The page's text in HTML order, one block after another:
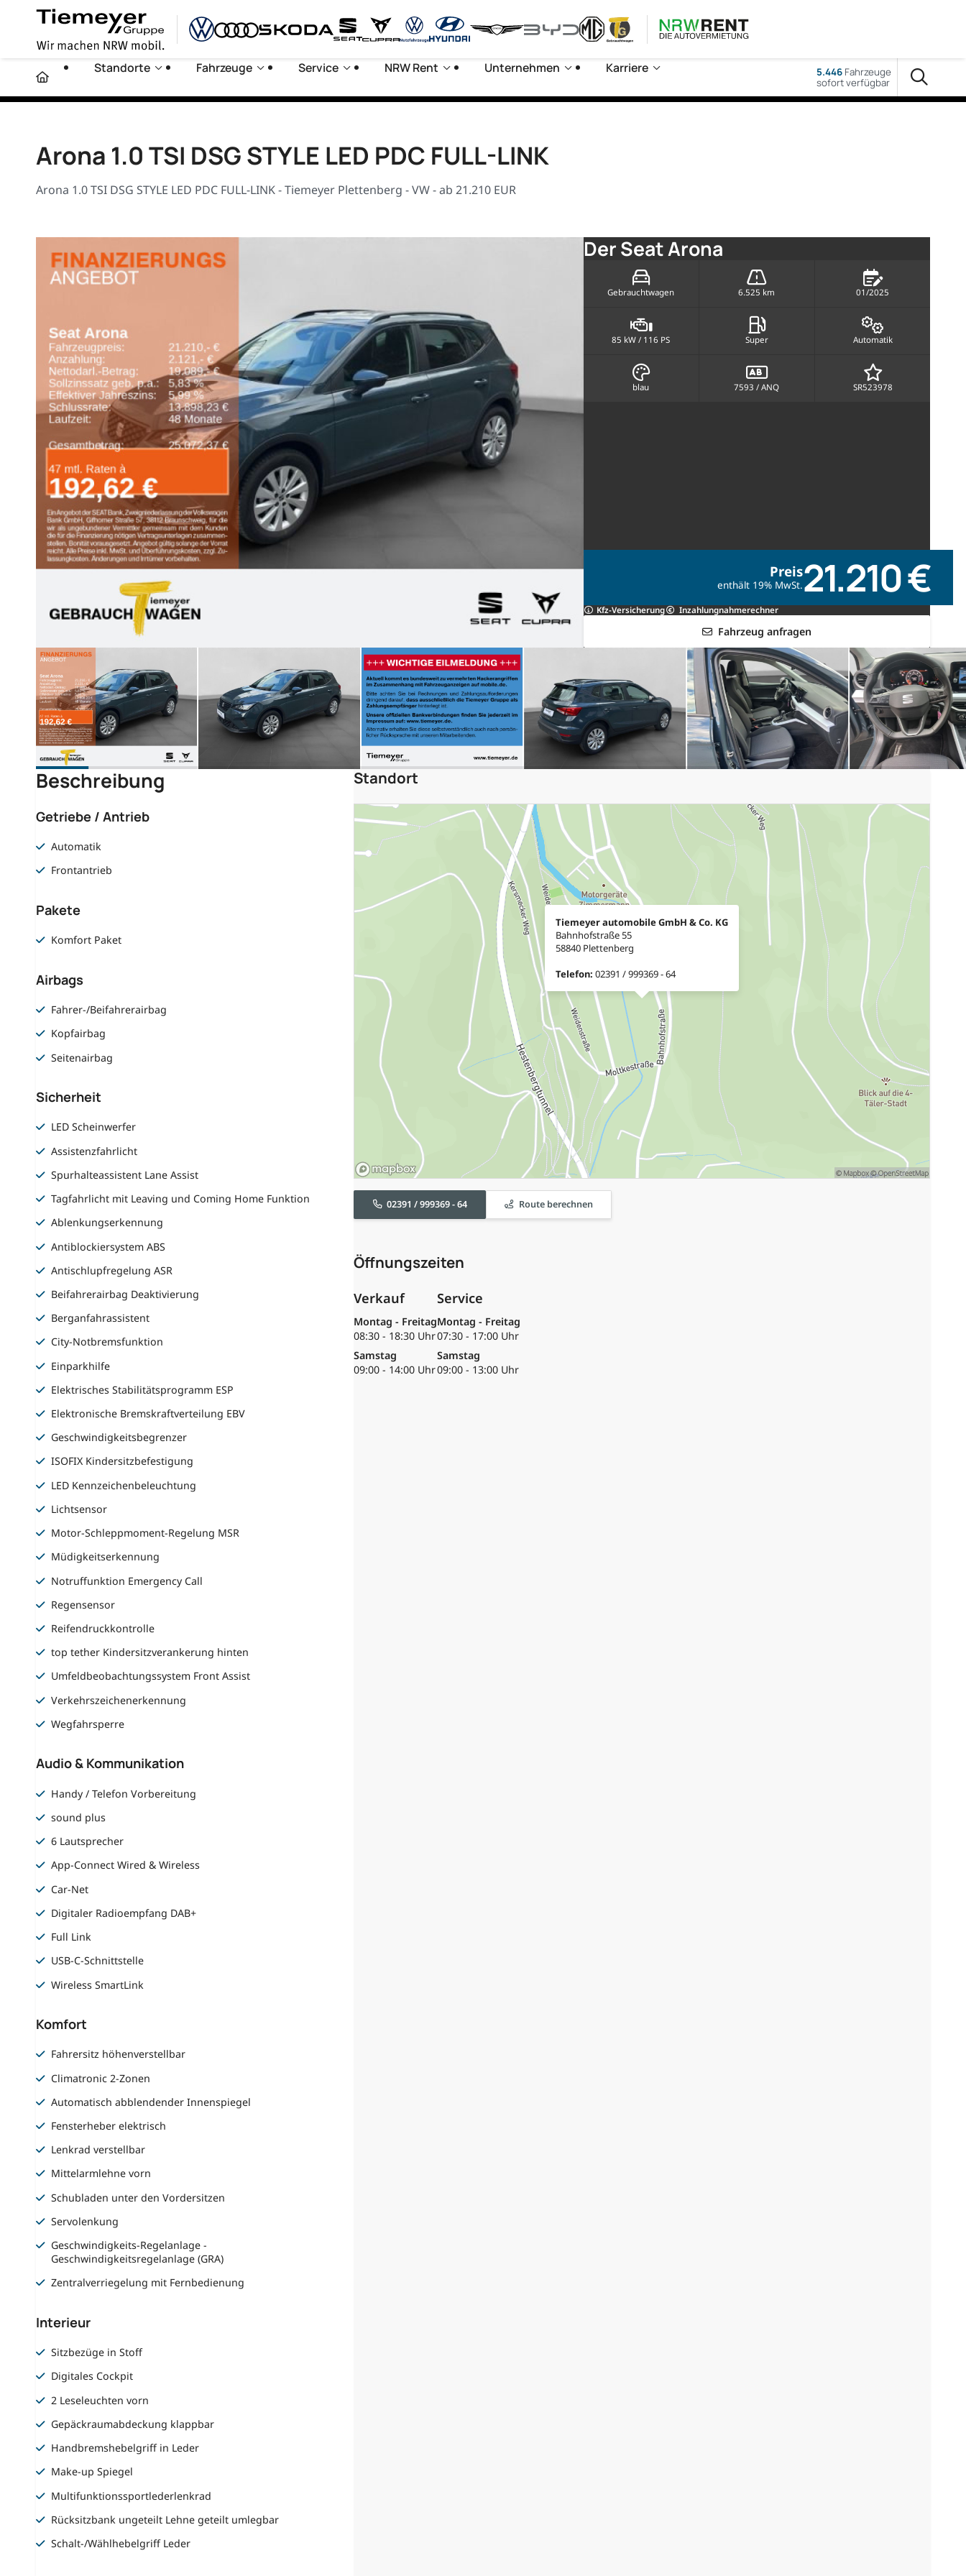
Standorte Fahrzeuge Service NRW Rent Unternehmen Karriere 5.446Fahrzeuge
sofort verfügbar
Arona 1.0 TSI DSG STYLE LED PDC FULL-LINK
Arona 1.0 TSI DSG STYLE LED PDC FULL-LINK - Tiemeyer Plettenberg - VW - ab 21.210 EUR
Der Seat Arona
Gebrauchtwagen 6.525 km 01/2025
85 kW / 116 PS Super Automatik
blau 7593 / ANQ SR523978
Preis
enthält 19% MwSt.21.210 €
Kfz-Versicherung Inzahlungnahmerechner
Fahrzeug anfragen
Beschreibung
Getriebe / Antrieb
Automatik
Frontantrieb
Pakete
Komfort Paket
Airbags
Fahrer-/Beifahrerairbag
Kopfairbag
Seitenairbag
Sicherheit
LED Scheinwerfer
Assistenzfahrlicht
Spurhalteassistent Lane Assist
Tagfahrlicht mit Leaving und Coming Home Funktion
Ablenkungserkennung
Antiblockiersystem ABS
Antischlupfregelung ASR
Beifahrerairbag Deaktivierung
Berganfahrassistent
City-Notbremsfunktion
Einparkhilfe
Elektrisches Stabilitätsprogramm ESP
Elektronische Bremskraftverteilung EBV
Geschwindigkeitsbegrenzer
ISOFIX Kindersitzbefestigung
LED Kennzeichenbeleuchtung
Lichtsensor
Motor-Schleppmoment-Regelung MSR
Müdigkeitserkennung
Notruffunktion Emergency Call
Regensensor
Reifendruckkontrolle
top tether Kindersitzverankerung hinten
Umfeldbeobachtungssystem Front Assist
Verkehrszeichenerkennung
Wegfahrsperre
Audio & Kommunikation
Handy / Telefon Vorbereitung
sound plus
6 Lautsprecher
App-Connect Wired & Wireless
Car-Net
Digitaler Radioempfang DAB+
Full Link
USB-C-Schnittstelle
Wireless SmartLink
Komfort
Fahrersitz höhenverstellbar
Climatronic 2-Zonen
Automatisch abblendender Innenspiegel
Fensterheber elektrisch
Lenkrad verstellbar
Mittelarmlehne vorn
Schubladen unter den Vordersitzen
Servolenkung
Geschwindigkeits-Regelanlage -
Geschwindigkeitsregelanlage (GRA)
Zentralverriegelung mit Fernbedienung
Interieur
Sitzbezüge in Stoff
Digitales Cockpit
2 Leseleuchten vorn
Gepäckraumabdeckung klappbar
Handbremshebelgriff in Leder
Make-up Spiegel
Multifunktionssportlederlenkrad
Rücksitzbank ungeteilt Lehne geteilt umlegbar
Schalt-/Wählhebelgriff Leder
Standort
Tiemeyer automobile GmbH & Co. KG
Bahnhofstraße 55
58840 Plettenberg
Telefon: 02391 / 999369 - 64
02391 / 999369 - 64 Route berechnen
Öffnungszeiten
Verkauf
Montag - Freitag
08:30 - 18:30 Uhr
Samstag
09:00 - 14:00 Uhr
Service
Montag - Freitag
07:30 - 17:00 Uhr
Samstag
09:00 - 13:00 Uhr